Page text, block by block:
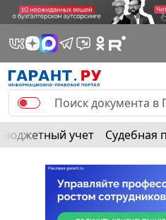
Бюджетный учет Судебная